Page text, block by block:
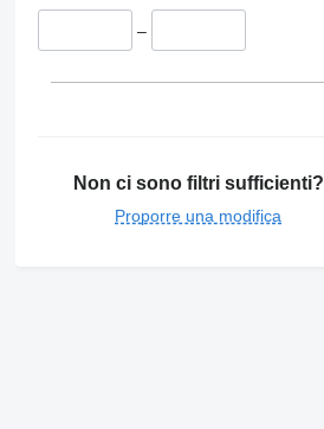
–
Non ci sono filtri sufficienti?
Proporre una modifica